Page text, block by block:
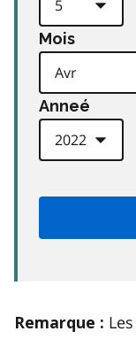
Mois
Anneé
Remarque :